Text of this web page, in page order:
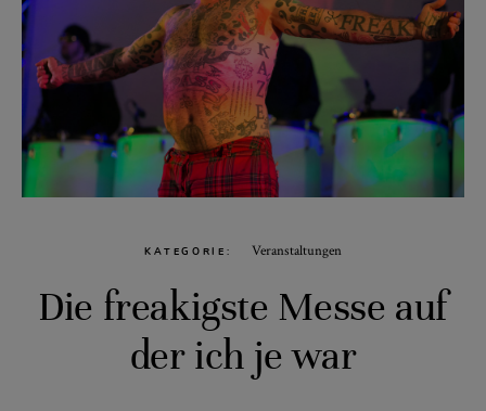
KATEGORIE Veranstaltungen
Die freakigste Messe auf
der ich je war